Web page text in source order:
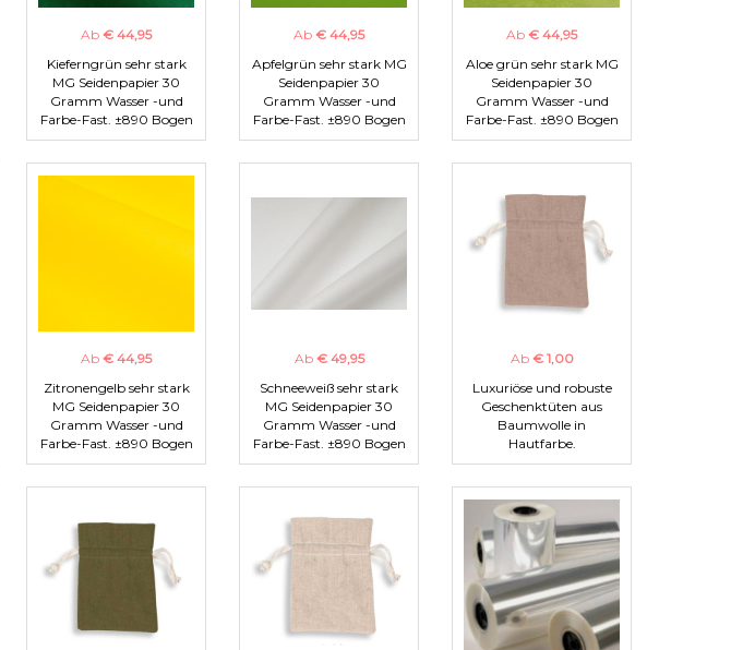
Ab € 44,95
Kieferngrün sehr stark
MG Seidenpapier 30
Gramm Wasser -und
Farbe-Fast. ±890 Bogen
Ab € 44,95
Apfelgrün sehr stark MG
Seidenpapier 30
Gramm Wasser -und
Farbe-Fast. ±890 Bogen
Ab € 44,95
Aloe grün sehr stark MG
Seidenpapier 30
Gramm Wasser -und
Farbe-Fast. ±890 Bogen
Ab € 44,95
Zitronengelb sehr stark
MG Seidenpapier 30
Gramm Wasser -und
Farbe-Fast. ±890 Bogen
Ab € 49,95
Schneeweiß sehr stark
MG Seidenpapier 30
Gramm Wasser -und
Farbe-Fast. ±890 Bogen
Ab € 1,00
Luxuriöse und robuste
Geschenktüten aus
Baumwolle in
Hautfarbe.